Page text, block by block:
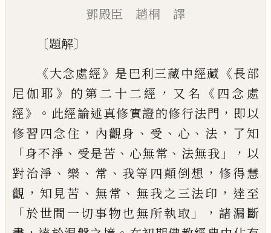
鄧殿臣 趙桐 譯
〔題解〕
《大念處經》 是巴利三藏中經藏 《長部
尼伽耶 》 的第二十二 經 ， 又名 《 四念處
經》。 此經論述真修實證的修行法門 ， 即以
修習 四念住 ， 內觀身 、 受 、 心 、 法 ， 了知
「身不淨 、 受是苦 、 心無常 、 法無我 」， 以
對治淨 、 樂 、 常 、 我等四顛倒想 ， 修得慧
觀 ， 知見苦 、 無常 、 無我之三法印 ， 達至
「於世間一切事物也無所執取 」， 諸漏斷